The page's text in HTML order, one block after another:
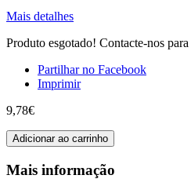
Mais detalhes
Produto esgotado! Contacte-nos
Partilhar no Facebook
Imprimir
9,78€
Adicionar ao carrinho
Mais informação